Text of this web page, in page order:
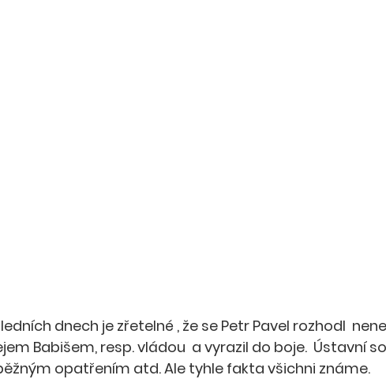
dnech je zřetelné , že se Petr Pavel rozhodl
Babišem, resp. vládou  a vyrazil do boje.  Ústavní
opatřením atd. Ale tyhle fakta všichni známe.